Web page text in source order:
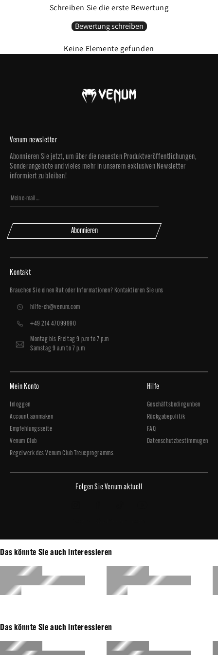
Schreiben Sie die erste Bewertung
Bewertung schreiben
Keine Elemente gefunden
Venum newsletter
Abonnieren Sie jetzt, um über die neuesten Produktveröffentlichungen,
Sonderangebote und vieles mehr in unserem exklusiven Newsletter
informiert zu bleiben!
Abonnieren
Kontakt
Brauchen Sie einen Rat oder Informationen? Kontaktieren Sie uns
hilfe-ch@venum.com
+49 214 47099990
Montag bis Freitag 9 p.m to 7 p.m
Samstag 9 a.m to 7 p.m
Mein Konto
Inloggen
Account aanmaken
Empfehlungsseite
Venum Club
Regelwerk des Venum Club Treueprogramms
Hilfe
Geschäftsbedingunben
Rückgabepolitik
FAQ
Datenschutzbestimmugen
Folgen Sie Venum aktuell
Das könnte Sie auch interessieren
Das könnte Sie auch interessieren